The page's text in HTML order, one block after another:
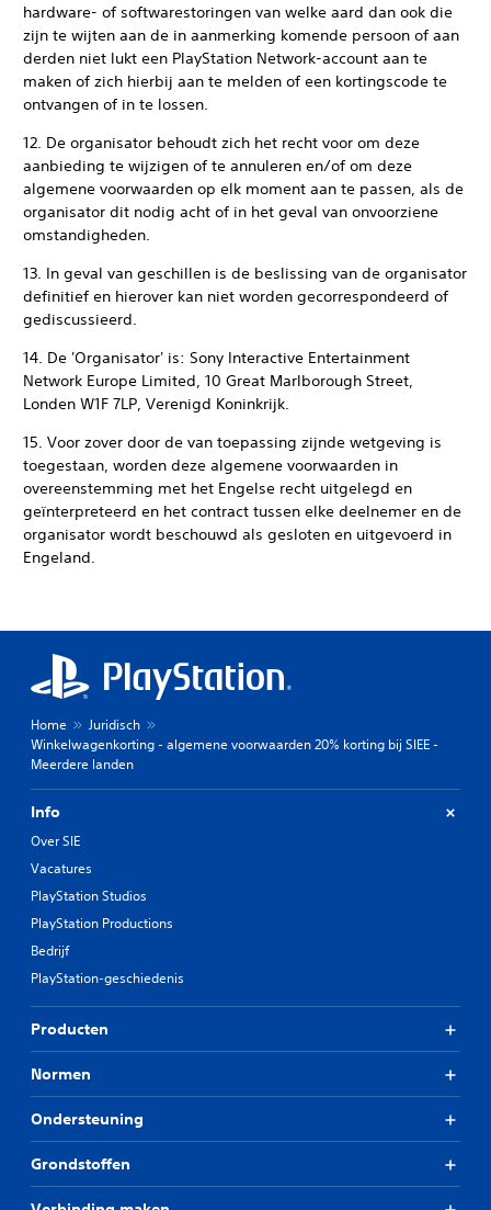
hardware- of softwarestoringen van welke aard dan ook die
zijn te wijten aan de in aanmerking komende persoon of aan
derden niet lukt een PlayStation Network-account aan te
maken of zich hierbij aan te melden of een kortingscode te
ontvangen of in te lossen.
12. De organisator behoudt zich het recht voor om deze
aanbieding te wijzigen of te annuleren en/of om deze
algemene voorwaarden op elk moment aan te passen, als de
organisator dit nodig acht of in het geval van onvoorziene
omstandigheden.
13. In geval van geschillen is de beslissing van de organisator
definitief en hierover kan niet worden gecorrespondeerd of
gediscussieerd.
14. De 'Organisator' is: Sony Interactive Entertainment
Network Europe Limited, 10 Great Marlborough Street,
Londen W1F 7LP, Verenigd Koninkrijk.
15. Voor zover door de van toepassing zijnde wetgeving is
toegestaan, worden deze algemene voorwaarden in
overeenstemming met het Engelse recht uitgelegd en
geïnterpreteerd en het contract tussen elke deelnemer en de
organisator wordt beschouwd als gesloten en uitgevoerd in
Engeland.
Home
Juridisch
Winkelwagenkorting - algemene voorwaarden 20% korting bij SIEE -
Meerdere landen
Info
Over SIE
Vacatures
PlayStation Studios
PlayStation Productions
Bedrijf
PlayStation-geschiedenis
Producten
Normen
Ondersteuning
Grondstoffen